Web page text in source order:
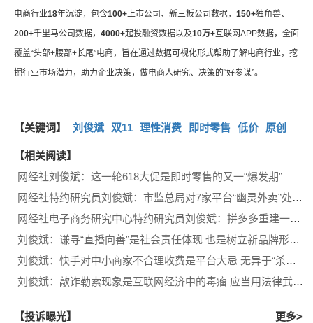
电商行业18年沉淀，包含100+上市公司、新三板公司数据， 150+独角兽、
200+千里马公司数据， 4000+起投融资数据以及10万+互联网APP数据，全面
覆盖“头部+腰部+长尾”电商，旨在通过数据可视化形式帮助了解电商行业，挖
掘行业市场潜力，助力企业决策，做电商人研究、决策的“好参谋”。
【关键词】 刘俊斌 双11 理性消费 即时零售 低价 原创
【相关阅读】
网经社刘俊斌：这一轮618大促是即时零售的又一“爆发期”
网经社特约研究员刘俊斌：市监总局对7家平台“幽灵外卖”处罚起到惩戒和警示作用
网经社电子商务研究中心特约研究员刘俊斌：拼多多重建一个品质平台是明智之举
刘俊斌：谦寻“直播向善”是社会责任体现 也是树立新品牌形象的善举
刘俊斌：快手对中小商家不合理收费是平台大忌 无异于“杀鸡取卵”
刘俊斌：歊诈勒索现象是互联网经济中的毒瘤 应当用法律武器处理
【投诉曝光】
更多>